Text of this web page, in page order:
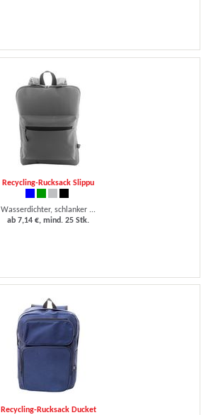
Recycling-Rucksack Slippu
Wasserdichter, schlanker ...
ab 7,14 €, mind. 25 Stk.
Recycling-Rucksack Ducket